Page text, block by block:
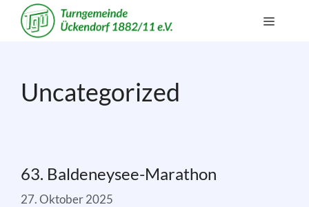
Inhalt
springen
Menü
Uncategorized
63. Baldeneysee-Marathon
27. Oktober 2025